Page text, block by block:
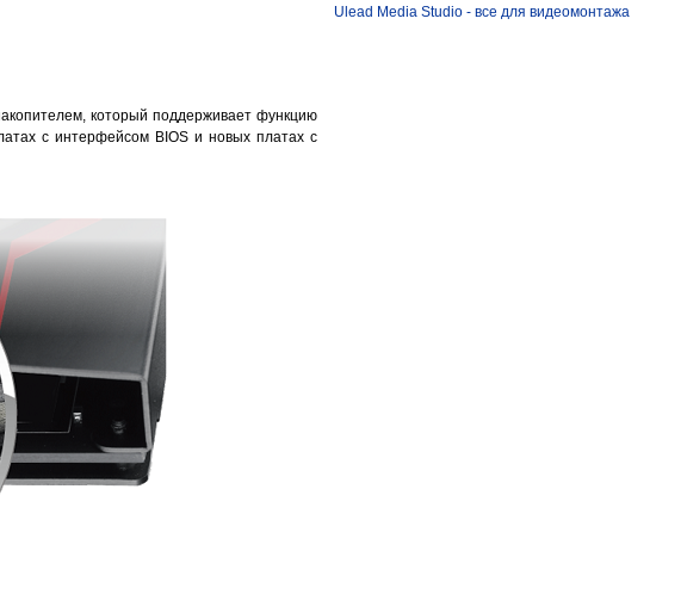
который поддерживает функцию
с интерфейсом BIOS и новых платах с
Ulead Media Studio - все для видеомонтажа